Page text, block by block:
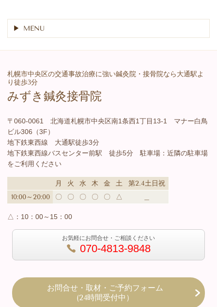
MENU
札幌市中央区の交通事故治療に強い鍼灸院・接骨院なら大通駅よ
り徒歩3分
みずき鍼灸接骨院
〒060-0061 北海道札幌市中央区南1条西1丁目13-1 マナー白鳥
ビル306（3F）
地下鉄東西線 大通駅徒歩3分
地下鉄東西線バスセンター前駅 徒歩5分 駐車場：近隣の駐車場
をご利用ください
月 火 水 木 金 土
第2.4土日祝
10:00～20:00
〇 〇 〇 〇 〇 △
△： 10：00～15：00
お気軽にお問合せ・ご相談ください
070-4813-9848
お問合せ・取材・ご予約フォーム
(24時間受付中）